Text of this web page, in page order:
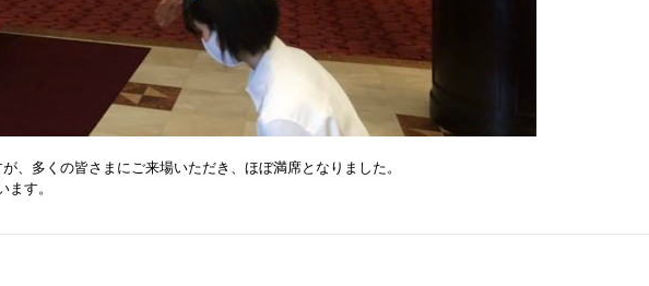
、多くの皆さまにご来場いただき、ほぼ満席となりました。
す。